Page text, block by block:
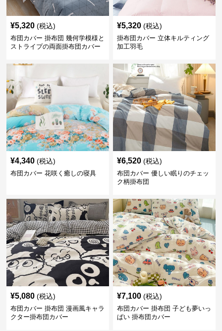
¥5,320 (税込)
布団カバー 掛布団 幾何学模様と
ストライプの両面掛布団カバー
¥5,320 (税込)
掛布団カバー 立体キルティング
加工羽毛
¥4,340 (税込)
布団カバー 花咲く癒しの寝具
¥6,520 (税込)
布団カバー 優しい眠りのチェッ
ク柄掛布団
¥5,080 (税込)
布団カバー 掛布団 漫画風キャラ
クター掛布団カバー
¥7,100 (税込)
布団カバー 掛布団 子ども夢いっ
ぱい 掛布団カバー